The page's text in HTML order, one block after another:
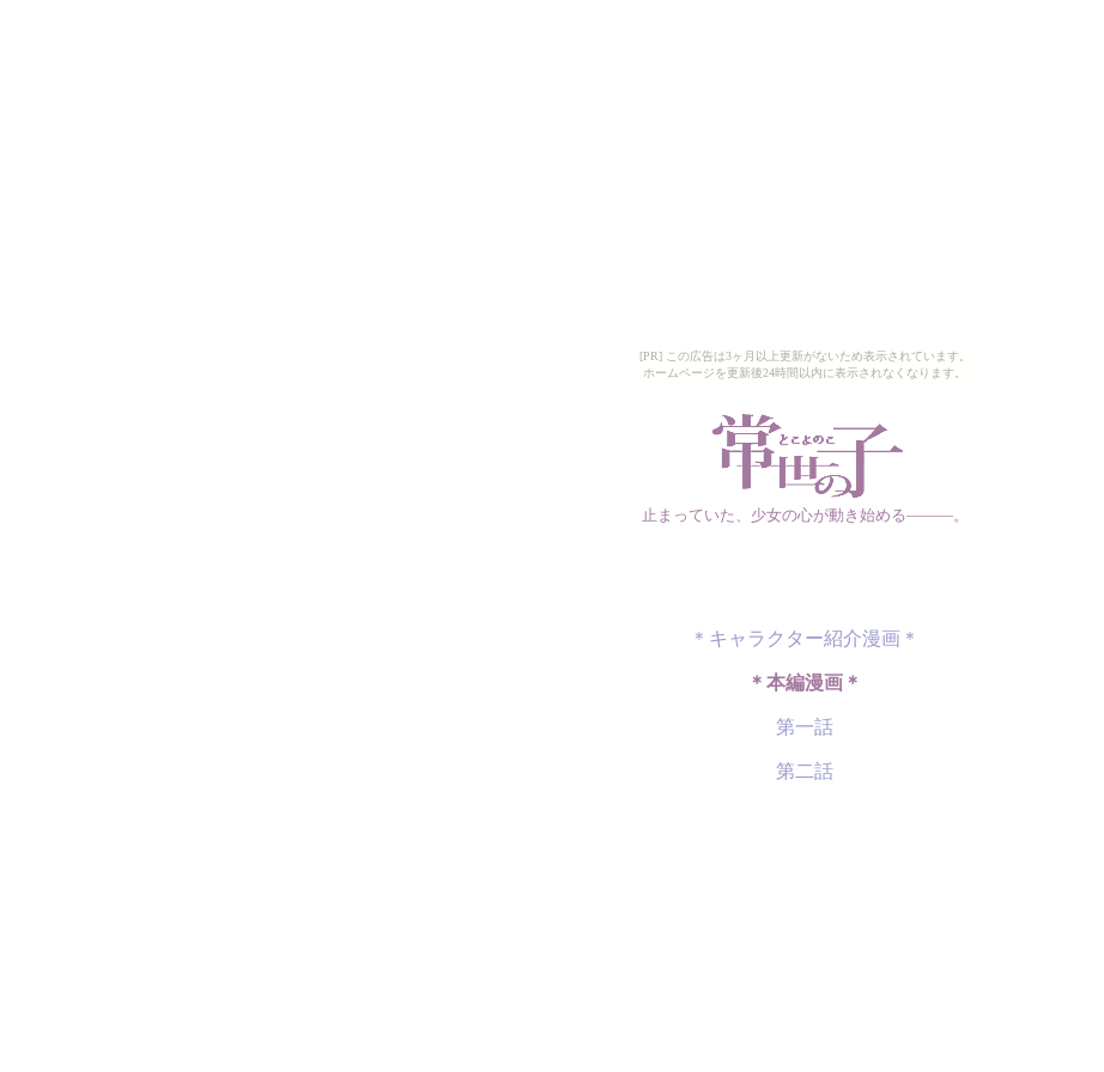
[PR] この広告は3ヶ月以上更新がないため表示されています。
ホームページを更新後24時間以内に表示されなくなります。
止まっていた、少女の心が動き始める―――。
＊キャラクター紹介漫画＊
＊本編漫画＊
第一話
第二話